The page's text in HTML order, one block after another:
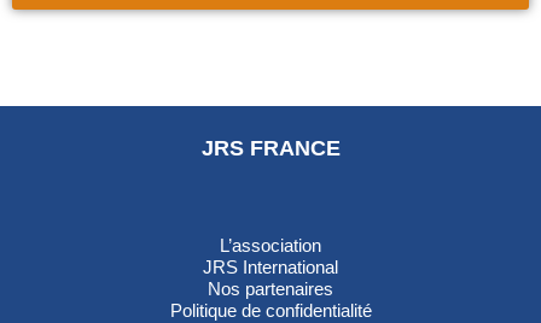
JRS FRANCE
L’association
JRS International
Nos partenaires
Politique de confidentialité